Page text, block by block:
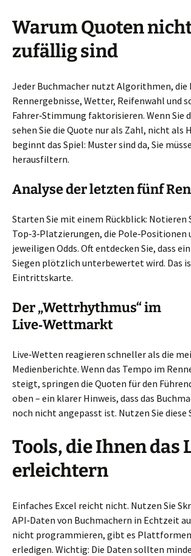
Warum Quoten
zufällig sind
Jeder Buchmacher nutzt Algorithmen, die
Rennergebnisse, Wetter, Reifenwahl und
Fahrer‑Stimmung faktorisieren. Wenn Sie
sehen Sie die Quote nur als Zahl, nicht als
beginnt das Spiel: Muster sind da, Sie
herausfiltern.
Analyse der letzten fünf
Starten Sie mit einem Rückblick: Notieren
Top‑3‑Platzierungen, die Pole‑Positionen
jeweiligen Odds. Oft entdecken Sie, dass
Siegen plötzlich unterbewertet wird. Das
Eintrittskarte.
Der „Wettrhythmus“ im
Live‑Wettmarkt
Live‑Wetten reagieren schneller als die
Medienberichte. Wenn das Tempo im
steigt, springen die Quoten für den
oben – ein klarer Hinweis, dass das
noch nicht angepasst ist. Nutzen Sie diese
Tools, die Ihnen das
erleichtern
Einfaches Excel reicht nicht. Nutzen Sie
API‑Daten von Buchmachern in Echtzeit
nicht programmieren, gibt es
erledigen. Wichtig: Die Daten sollten